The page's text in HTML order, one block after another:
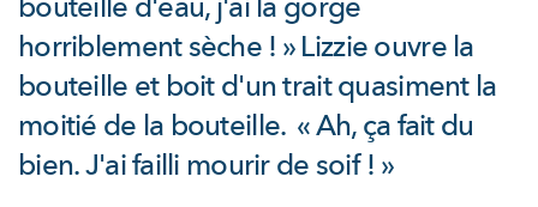
horriblement sèche ! » Lizzie ouvre la
bouteille et boit d'un trait quasiment la
moitié de la bouteille. « Ah, ça fait du
bien. J'ai failli mourir de soif ! »